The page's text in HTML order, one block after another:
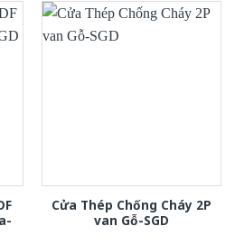
Cửa Thép Chống Cháy 2P
van Gỗ-SGD